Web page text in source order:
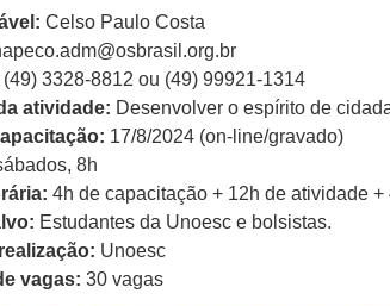
Celso Paulo Costa
(49) 3328-8812 ou (49) 99921-1314
atividade: Desenvolver o espírito de
17/8/2024 (on-line/gravado)
8h
4h de capacitação + 12h de atividade
Estudantes da Unoesc e bolsistas.
Unoesc
vagas: 30 vagas